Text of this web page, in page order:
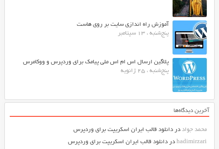
آموزش راه اندازی سایت بر روی هاست
پنج‌شنبه ، 13 سپتامبر
پلاگین ارسال اس ام اس ملی پیامک برای وردپرس و ووکامرس
پنج‌شنبه ، 25 ژانویه
آخرین دیدگاه‌ها
محمد جواددر دانلود قالب ایران اسکریپت برای وردپرس
hadimirzariدر دانلود قالب ایران اسکریپت برای وردپرس